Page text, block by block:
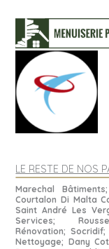
LE RESTE DE NOS
Marechal Bâtiments
Courtalon Di Malta
Saint André Les
Services;
Rénovation; Socridif;
Nettoyage; Dany